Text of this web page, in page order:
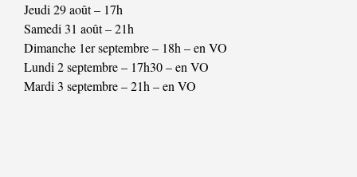
Jeudi 29 août – 17h
Samedi 31 août – 21h
Dimanche 1er septembre – 18h – en VO
Lundi 2 septembre – 17h30 – en VO
Mardi 3 septembre – 21h – en VO